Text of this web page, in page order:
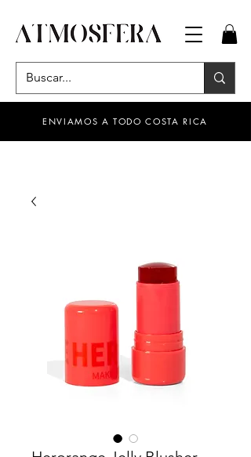
ENVIAMOS A TODO COSTA RICA